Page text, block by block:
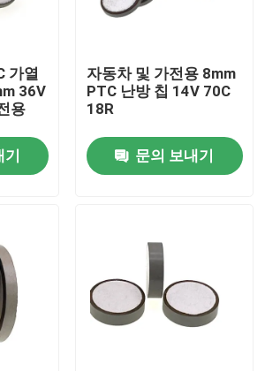
가열
36V
용
기
자동차 및 가전용 8mm
PTC 난방 칩 14V 70C
18R
문의 보내기